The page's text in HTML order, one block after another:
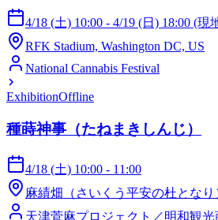
4/18 (土) 10:00 - 4/19 (日) 18:00 (現
RFK Stadium, Washington DC, US
National Cannabis Festival
ExhibitionOffline
種蒔神事（たねまきしんじ）
4/18 (土) 10:00 - 11:00
麻績畑（さいくう平安の杜とな
天津菅麻プロジェクト／明和観光